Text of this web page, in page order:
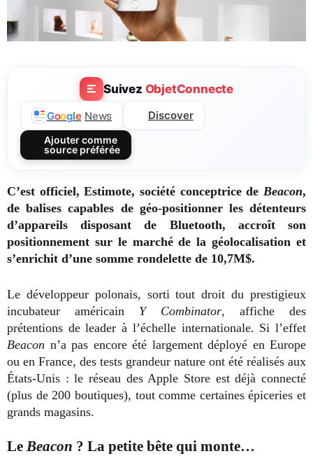
Suivez ObjetConnecte
Google News Discover
Ajouter comme
source préférée
C’est officiel, Estimote, société conceptrice de Beacon,
de balises capables de géo-positionner les détenteurs
d’appareils disposant de Bluetooth, accroît son
positionnement sur le marché de la géolocalisation et
s’enrichit d’une somme rondelette de 10,7M$.
Le développeur polonais, sorti tout droit du prestigieux
incubateur américain Y Combinator, affiche des
prétentions de leader à l’échelle internationale. Si l’effet
Beacon n’a pas encore été largement déployé en Europe
ou en France, des tests grandeur nature ont été réalisés aux
États-Unis : le réseau des Apple Store est déjà connecté
(plus de 200 boutiques), tout comme certaines épiceries et
grands magasins.
Le Beacon ? La petite bête qui monte…